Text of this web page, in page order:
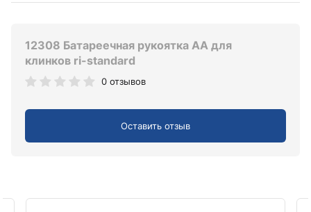
12308 Батареечная рукоятка AA для
клинков ri-standard
0 отзывов
Оставить отзыв